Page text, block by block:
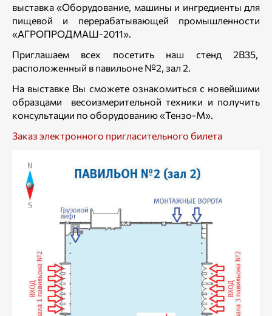
выставка «Оборудование, машины и ингредиенты для
пищевой и перерабатывающей промышленности
«АГРОПРОДМАШ-2011».
Приглашаем всех посетить наш стенд 2B35,
расположенный в павильоне №2, зал 2.
На выставке Вы сможете ознакомиться с новейшими
образцами весоизмерительной техники и получить
консультации по оборудованию «Тензо-М».
Заказ электронного пригласительного билета